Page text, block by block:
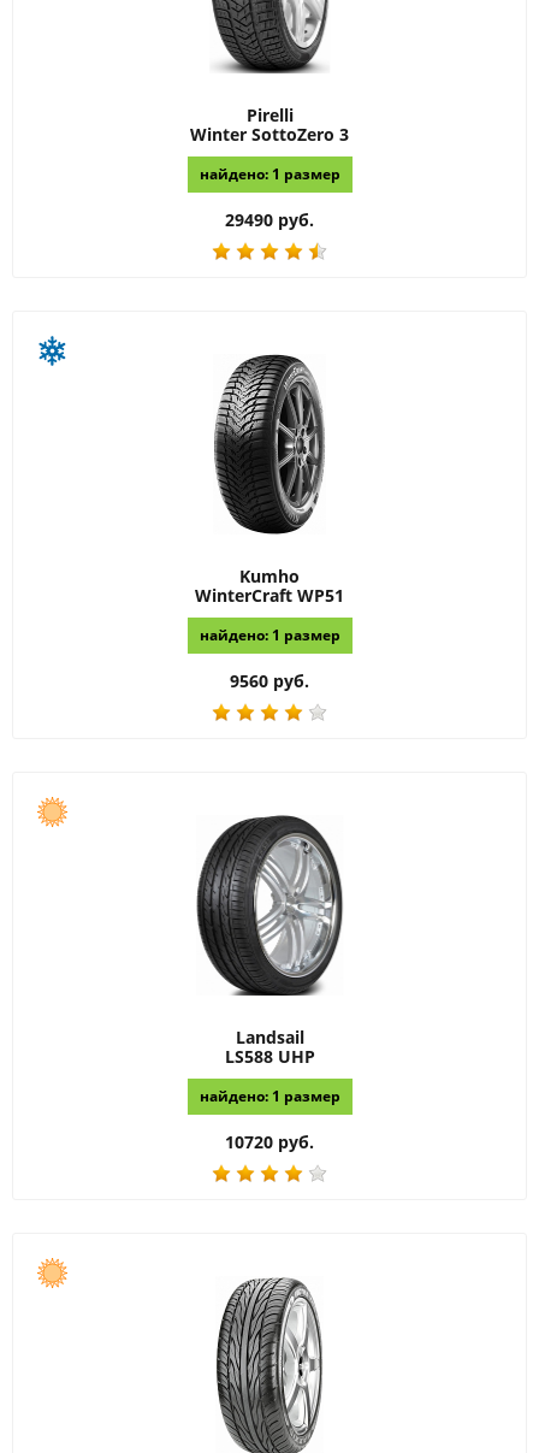
Pirelli
Winter SottoZero 3
найдено: 1 размер
29490 руб.
Kumho
WinterCraft WP51
найдено: 1 размер
9560 руб.
Landsail
LS588 UHP
найдено: 1 размер
10720 руб.